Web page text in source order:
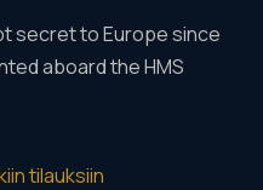
secret to Europe since
aboard the HMS
tilauksiin